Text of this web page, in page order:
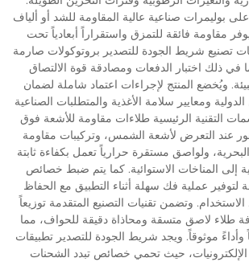
بوليمرات صناعية عالية المقاومة للشد أو ألياف
مقاومة فائقة للتمزق واستقراراً أبعادياً تحت
تصنيع شريط الجودة للتصدير بروتوكولات صارمة
في ذلك اختبار الدفعات ومصادقة قوة الالتصاق
ويُخضع المنتج لإجراءات اعتماد شاملة لضمان
ومعايير سلامة الأغذية والمتطلبات الصناعية
التقنية الرئيسية طلاءات مقاومة للأشعة فوق
عند التعرض لأشعة الشمس، وتركيبات مقاومة
البحرية، ولواصق مستقرة حرارياً تعمل بكفاءة ثابتة
إلى المناخات الاستوائية. كما يتم ضبط خصائص
لتوفير عملية فك سهلة أثناء التطبيق مع الحفاظ
وتضمن تقنيات التصنيع المتقدمة توزيعاً
طلاء لاصق متسقة ومحاذاة دقيقة للحواف، مما
وأداءً موثوقاً. ويجد شريط الجودة للتصدير تطبيقات
حيث تحمي خصائص تبدد الشحنات